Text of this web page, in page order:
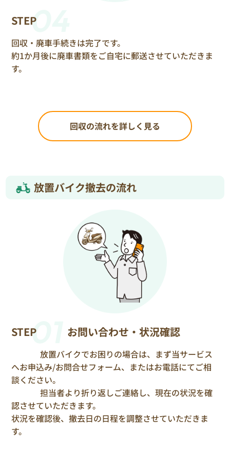
STEP04
回収・廃車手続きは完了です。
約1か月後に廃車書類をご自宅に郵送させていただきま
す。
回収の流れを詳しく見る
放置バイク撤去の流れ
STEP01
お問い合わせ・状況確認
放置バイクでお困りの場合は、まず当サービス
へお申込み/お問合せフォーム、またはお電話にてご相
談ください。
担当者より折り返しご連絡し、現在の状況を確
認させていただきます。
状況を確認後、撤去日の日程を調整させていただきま
す。